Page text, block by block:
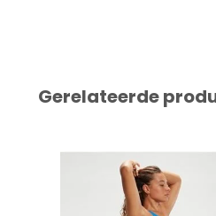
Gerelateerde